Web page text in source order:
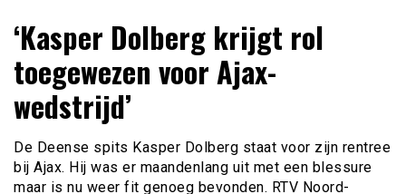
Online Games RSS
verzameld
‘Kasper Dolberg krijgt rol
toegewezen voor Ajax-
wedstrijd’
De Deense spits Kasper Dolberg staat voor zijn rentree
bij Ajax. Hij was er maandenlang uit met een blessure
maar is nu weer fit genoeg bevonden. RTV Noord-